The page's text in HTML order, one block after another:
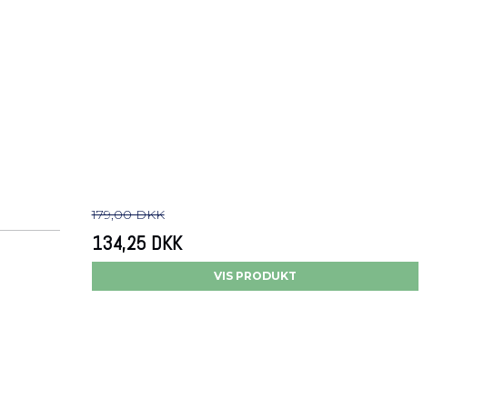
179,00 DKK
134,25 DKK
VIS PRODUKT